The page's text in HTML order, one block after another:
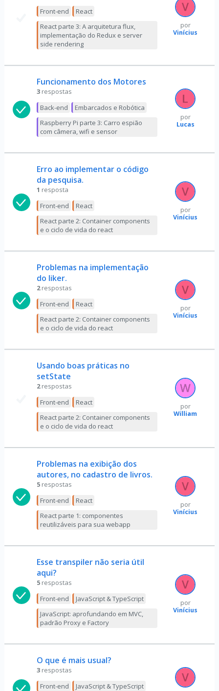
Front-end
React
React parte 3: A arquitetura flux,
implementação do Redux e server
side rendering
por
Vinícius
Funcionamento dos Motores
3 respostas
Back-end
Embarcados e Robótica
Raspberry Pi parte 3: Carro espião
com câmera, wifi e sensor
por
Lucas
Erro ao implementar o código
da pesquisa.
1 resposta
Front-end
React
React parte 2: Container components
e o ciclo de vida do react
por
Vinícius
Problemas na implementação
do liker.
2 respostas
Front-end
React
React parte 2: Container components
e o ciclo de vida do react
por
Vinícius
Usando boas práticas no
setState
2 respostas
Front-end
React
React parte 2: Container components
e o ciclo de vida do react
por
William
Problemas na exibição dos
autores, no cadastro de livros.
5 respostas
Front-end
React
React parte 1: componentes
reutilizáveis para sua webapp
por
Vinícius
Esse transpiler não seria útil
aqui?
5 respostas
Front-end
JavaScript & TypeScript
JavaScript: aprofundando em MVC,
padrão Proxy e Factory
por
Vinícius
O que é mais usual?
3 respostas
Front-end
JavaScript & TypeScript